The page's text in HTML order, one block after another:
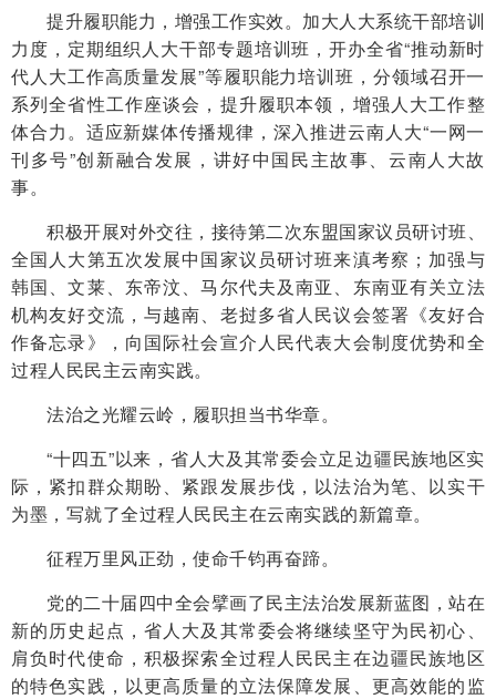
提升履职能力，增强工作实效。加大人大系统干部培训
力度，定期组织人大干部专题培训班，开办全省“推动新时
代人大工作高质量发展”等履职能力培训班，分领域召开一
系列全省性工作座谈会，提升履职本领，增强人大工作整
体合力。适应新媒体传播规律，深入推进云南人大“一网一
刊多号”创新融合发展，讲好中国民主故事、云南人大故
事。
积极开展对外交往，接待第二次东盟国家议员研讨班、
全国人大第五次发展中国家议员研讨班来滇考察；加强与
韩国、文莱、东帝汶、马尔代夫及南亚、东南亚有关立法
机构友好交流，与越南、老挝多省人民议会签署《友好合
作备忘录》，向国际社会宣介人民代表大会制度优势和全
过程人民民主云南实践。
法治之光耀云岭，履职担当书华章。
“十四五”以来，省人大及其常委会立足边疆民族地区实
际，紧扣群众期盼、紧跟发展步伐，以法治为笔、以实干
为墨，写就了全过程人民民主在云南实践的新篇章。
征程万里风正劲，使命千钧再奋蹄。
党的二十届四中全会擘画了民主法治发展新蓝图，站在
新的历史起点，省人大及其常委会将继续坚守为民初心、
肩负时代使命，积极探索全过程人民民主在边疆民族地区
的特色实践，以更高质量的立法保障发展、更高效能的监